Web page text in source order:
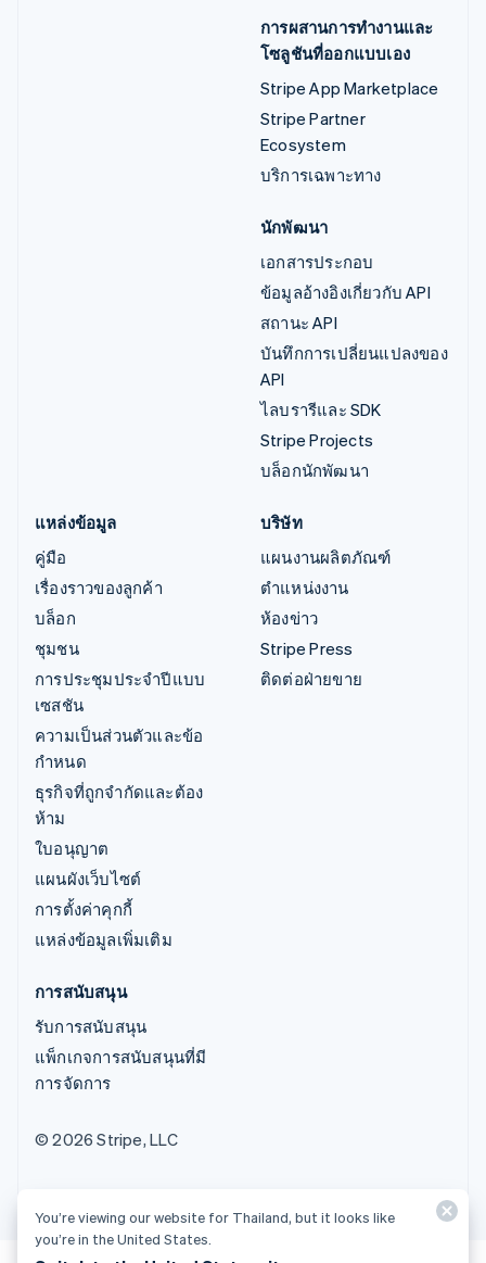
การผสานการทำงานและ
โซลูชันที่ออกแบบเอง
Stripe App Marketplace
Stripe Partner
Ecosystem
บริการเฉพาะทาง
นักพัฒนา
เอกสารประกอบ
ข้อมูลอ้างอิงเกี่ยวกับ API
สถานะ API
บันทึกการเปลี่ยนแปลงของ
API
ไลบรารีและ SDK
Stripe Projects
บล็อกนักพัฒนา
แหล่งข้อมูล
คู่มือ
เรื่องราวของลูกค้า
บล็อก
ชุมชน
การประชุมประจำปีแบบ
เซสชัน
ความเป็นส่วนตัวและข้อ
กำหนด
ธุรกิจที่ถูกจำกัดและต้อง
ห้าม
ใบอนุญาต
แผนผังเว็บไซต์
การตั้งค่าคุกกี้
แหล่งข้อมูลเพิ่มเติม
บริษัท
แผนงานผลิตภัณฑ์
ตำแหน่งงาน
ห้องข่าว
Stripe Press
ติดต่อฝ่ายขาย
การสนับสนุน
รับการสนับสนุน
แพ็กเกจการสนับสนุนที่มี
การจัดการ
© 2026 Stripe, LLC
You’re viewing our website for Thailand, but it looks like
you’re in the United States.